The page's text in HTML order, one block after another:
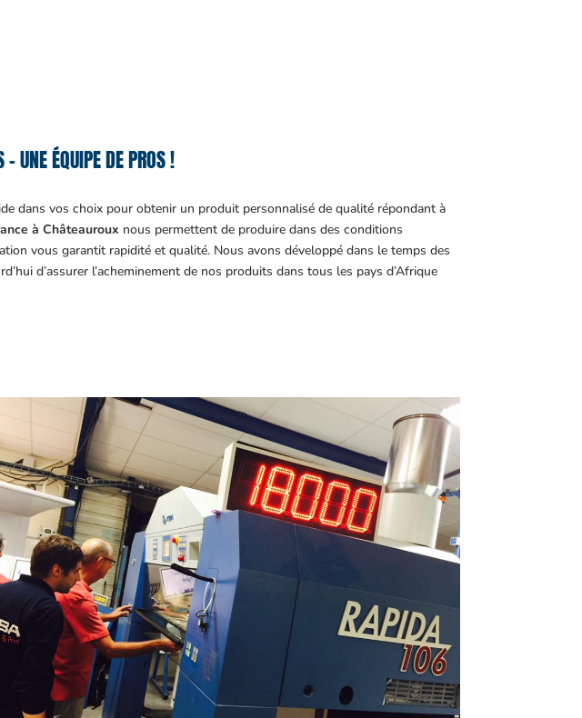
UNE ÉQUIPE DE PROS !
dans vos choix pour obtenir un produit personnalisé de qualité répondant à
à Châteauroux nous permettent de produire dans des conditions
vous garantit rapidité et qualité. Nous avons développé dans le temps des
d’assurer l’acheminement de nos produits dans tous les pays d’Afrique